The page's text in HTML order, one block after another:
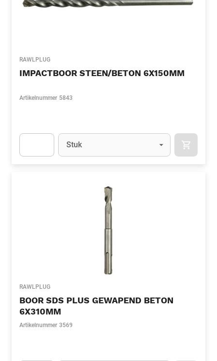
RAWLPLUG
IMPACTBOOR STEEN/BETON 6X150MM
Artikelnummer 5843
Eenheid
Stuk
RAWLPLUG
BOOR SDS PLUS GEWAPEND BETON
6X310MM
Artikelnummer 3569